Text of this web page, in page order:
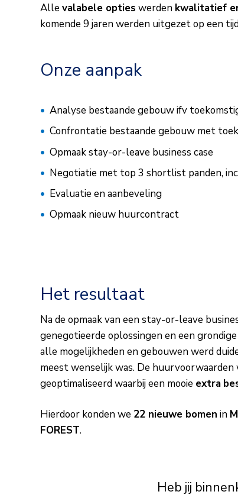
Alle valabele opties werden kwalitatief
komende 9 jaren werden uitgezet op een
Onze aanpak
Analyse bestaande gebouw ifv
Confrontatie bestaande gebouw met
Opmaak stay-or-leave business case
Negotiatie met top 3 shortlist panden,
Evaluatie en aanbeveling
Opmaak nieuw huurcontract
Het resultaat
Na de opmaak van een stay-or-leave
genegotieerde oplossingen en een
alle mogelijkheden en gebouwen werd
meest wenselijk was. De huurvoorwaarden
geoptimaliseerd waarbij een mooie extra
Hierdoor konden we 22 nieuwe bomen in
FOREST.
Heb jij